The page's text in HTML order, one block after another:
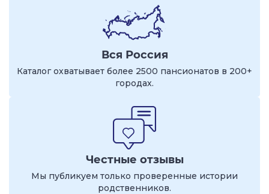
Вся Россия
Каталог охватывает более 2500 пансионатов в 200+
городах.
Честные отзывы
Мы публикуем только проверенные истории
родственников.